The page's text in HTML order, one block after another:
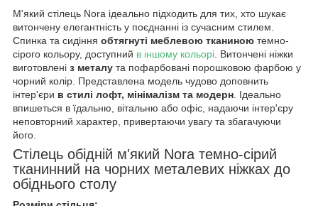
М'який стілець Nora ідеально підходить для тих, хто шукає
витончену елегантність у поєднанні із сучасним стилем.
Спинка та сидіння обтягнуті меблевою тканиною темно-
сірого кольору, доступний в іншому кольорі. Витончені ніжки
виготовлені з металу та пофарбовані порошковою фарбою у
чорний колір. Представлена ​​модель чудово доповнить
інтер'єри в стилі лофт, мінімалізм та модерн. Ідеально
впишеться в їдальню, вітальню або офіс, надаючи інтер'єру
неповторний характер, привертаючи увагу та збагачуючи
його.
Стілець обідній м'який Nora темно-сірий
тканинний на чорних металевих ніжках до
обіднього столу